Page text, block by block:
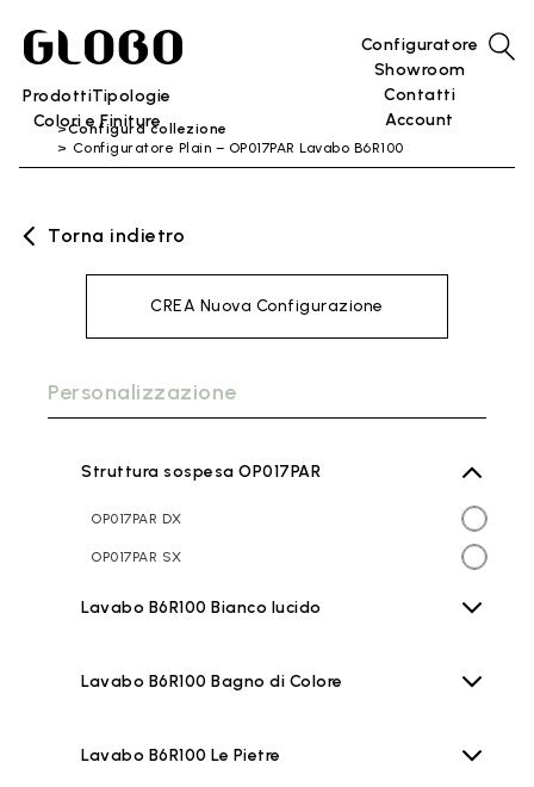
ProdottiTipologie
Colori e Finiture
Configuratore
Showroom
Contatti
Account
Configura collezione
Configuratore Plain – OP017PAR Lavabo B6R100
Torna indietro
CREA Nuova Configurazione
Personalizzazione
Struttura sospesa OP017PAR
OP017PAR DX
OP017PAR SX
Lavabo B6R100 Bianco lucido
Lavabo B6R100 Bagno di Colore
Lavabo B6R100 Le Pietre